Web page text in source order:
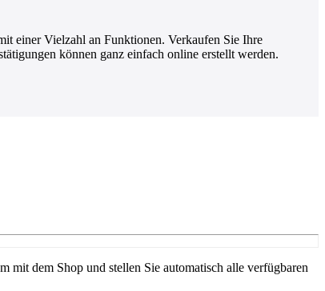
einer Vielzahl an Funktionen. Verkaufen Sie Ihre
können ganz einfach online erstellt werden.
dem Shop und stellen Sie automatisch alle verfügbaren